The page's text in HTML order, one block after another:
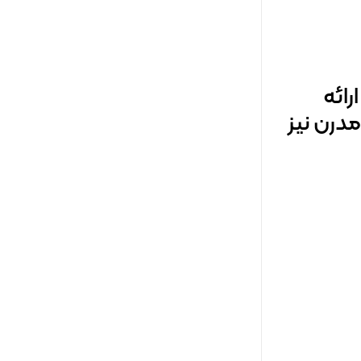
نیز